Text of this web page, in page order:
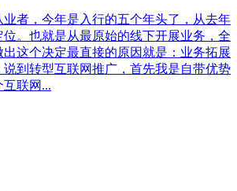
者，今年是入行的五个年头了，从去年
。也就是从最原始的线下开展业务，全
这个决定最直接的原因就是：业务拓展
到转型互联网推广，首先我是自带优势
联网...